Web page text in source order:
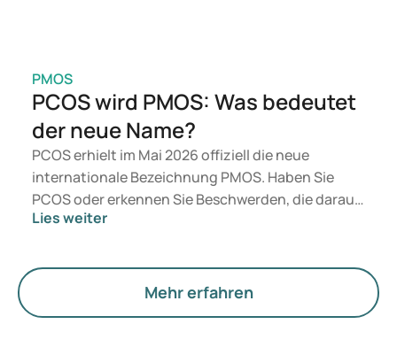
PMOS
PCOS wird PMOS: Was bedeutet
der neue Name?
PCOS erhielt im Mai 2026 offiziell die neue
internationale Bezeichnung PMOS. Haben Sie
PCOS oder erkennen Sie Beschwerden, die darauf
hindeuten könnten? Medizinisch ändert sich
mehr Gewicht auf Hormone, den Stoffwechsel und
die Funktion der Eierstöcke.
Lies weiter
Mehr erfahren